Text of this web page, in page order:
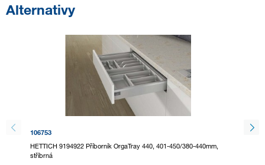
Alternativy
106753
HETTICH 9194922 Příborník OrgaTray 440, 401-450/380-440mm,
stříbrná
295085